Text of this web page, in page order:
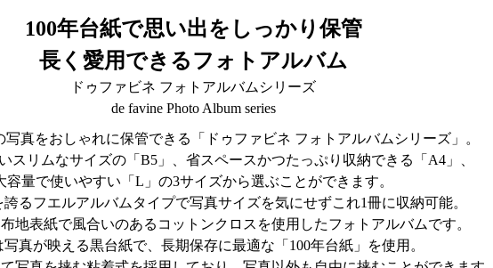
100年台紙で思い出をしっかり保管
長く愛用できるフォトアルバム
ドゥファビネ フォトアルバムシリーズ
de favine Photo Album series
写真をおしゃれに保管できる「ドゥファビネ フォトアルバムシリーズ」。
スリムなサイズの「B5」、省スペースかつたっぷり収納できる「A4」、
容量で使いやすい「L」の3サイズから選ぶことができます。
るフエルアルバムタイプで写真サイズを気にせずこれ1冊に収納可能。
地表紙で風合いのあるコットンクロスを使用したフォトアルバムです。
写真が映える黒台紙で、長期保存に最適な「100年台紙」を使用。